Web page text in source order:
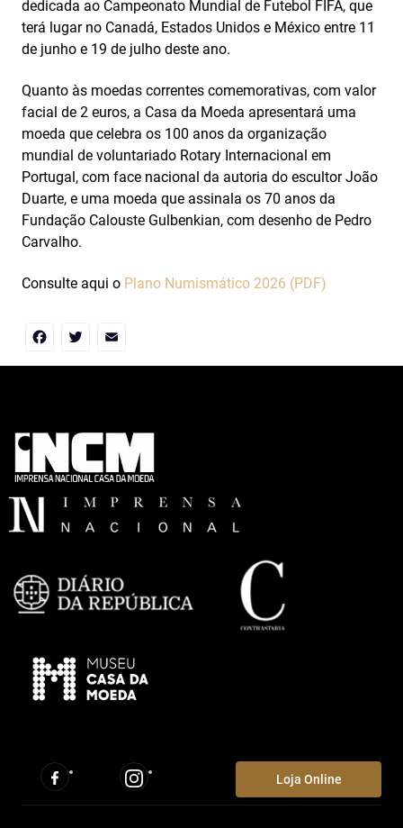
dedicada ao Campeonato Mundial de Futebol FIFA, que
terá lugar no Canadá, Estados Unidos e México entre 11
de junho e 19 de julho deste ano.
Quanto às moedas correntes comemorativas, com valor
facial de 2 euros, a Casa da Moeda apresentará uma
moeda que celebra os 100 anos da organização
mundial de voluntariado Rotary Internacional em
Portugal, com face nacional da autoria do escultor João
Duarte, e uma moeda que assinala os 70 anos da
Fundação Calouste Gulbenkian, com desenho de Pedro
Carvalho.
Consulte aqui o Plano Numismático 2026 (PDF)
Facebook
Twitter
Email
Loja Online